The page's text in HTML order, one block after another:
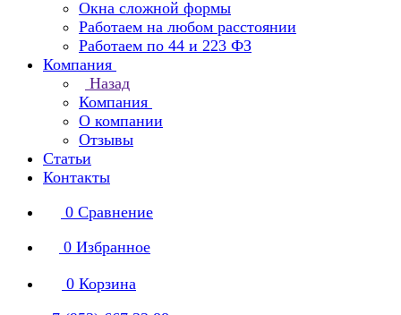
Окна сложной формы
Работаем на любом расстоянии
Работаем по 44 и 223 ФЗ
Компания
Назад
Компания
О компании
Отзывы
Статьи
Контакты
0 Сравнение
0 Избранное
0 Корзина